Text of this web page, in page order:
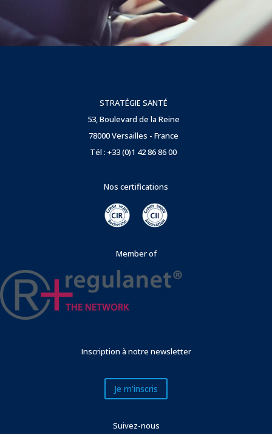
STRATÉGIE SANTÉ
53, Boulevard de la Reine
78000 Versailles - France
Tél : +33 (0)1 42 86 86 00
Nos certifications
Member of
Inscription à notre newsletter
Je m'inscris
Suivez-nous